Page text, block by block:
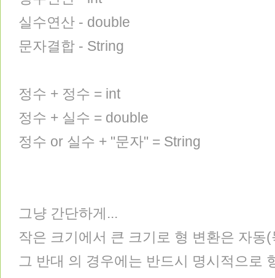
실수연산 - double
문자결합 - String
정수 + 정수 = int
정수 + 실수 = double
정수 or 실수 + "문자" = String
그냥 간단하게...
작은 크기에서 큰 크기로 형 변환은 자동
그 반대 의 경우에는 반드시 명시적으로